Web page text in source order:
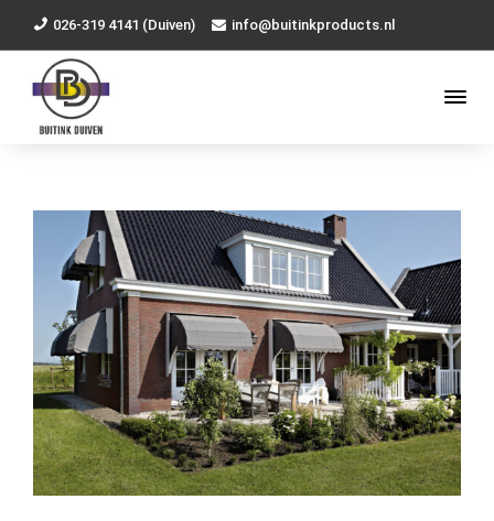
026-319 4141 (Duiven) info@buitinkproducts.nl